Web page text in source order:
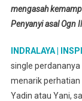
mengasah
Penyanyi asal Ogn
INDRALAYA |
single perdananya
menarik
Yadin atau Yani,